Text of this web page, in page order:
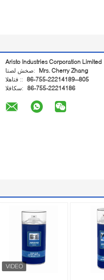
Aristo Industries Corporation Limited
اتصل شخص:
Mrs. Cherry Zhang
الهاتف :: 86-755-22214189--805
الفاكس: 86-755-22214186